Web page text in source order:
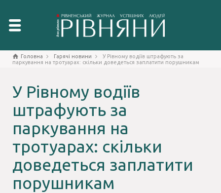
Головна Гарячі новини
У Рівному водіїв штрафують за
паркування на тротуарах: скільки доведеться заплатити порушникам
У Рівному водіїв
штрафують за
паркування на
тротуарах: скільки
доведеться заплатити
порушникам